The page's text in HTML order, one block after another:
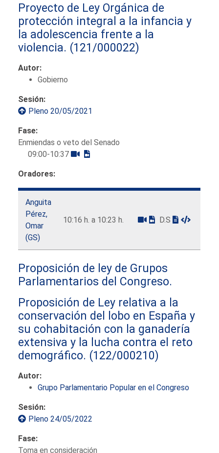
Proyecto de Ley Orgánica de
protección integral a la infancia y
la adolescencia frente a la
violencia. (121/000022)
Autor:
Gobierno
Sesión:
Pleno 20/05/2021
Fase:
Enmiendas o veto del Senado
09:00-10:37
Oradores:
Anguita
Pérez,
Omar
(GS)
10:16 h. a 10:23 h. D.S
Proposición de ley de Grupos
Parlamentarios del Congreso.
Proposición de Ley relativa a la
conservación del lobo en España y
su cohabitación con la ganadería
extensiva y la lucha contra el reto
demográfico. (122/000210)
Autor:
Grupo Parlamentario Popular en el Congreso
Sesión:
Pleno 24/05/2022
Fase:
Toma en consideración